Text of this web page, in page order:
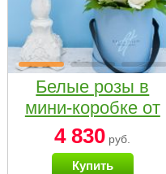
Белые розы в
мини-коробке от
Bella Fiori
4 830 руб.
Купить